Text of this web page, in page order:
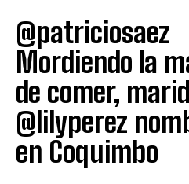
@patriciosaez
Mordiendo la
de comer,
@lilyperez
en Coquimbo